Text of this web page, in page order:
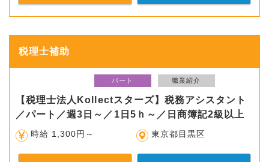
税理士補助
パート 職業紹介
【税理士法人Kollectスターズ】税務アシスタント
／パート／週3日～／1日5ｈ～／日商簿記2級以上
時給 1,300円～ 東京都目黒区